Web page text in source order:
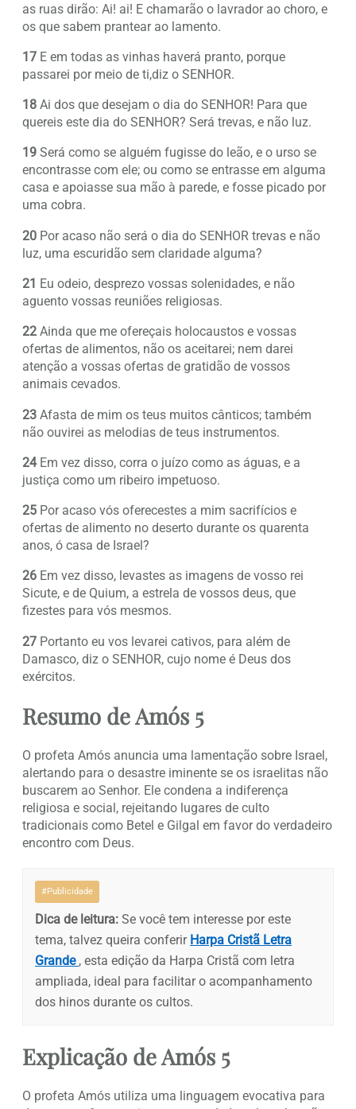
as ruas dirão: Ai! ai! E chamarão o lavrador ao choro, e
os que sabem prantear ao lamento.
17 E em todas as vinhas haverá pranto, porque
passarei por meio de ti,diz o SENHOR.
18 Ai dos que desejam o dia do SENHOR! Para que
quereis este dia do SENHOR? Será trevas, e não luz.
19 Será como se alguém fugisse do leão, e o urso se
encontrasse com ele; ou como se entrasse em alguma
casa e apoiasse sua mão à parede, e fosse picado por
uma cobra.
20 Por acaso não será o dia do SENHOR trevas e não
luz, uma escuridão sem claridade alguma?
21 Eu odeio, desprezo vossas solenidades, e não
aguento vossas reuniões religiosas.
22 Ainda que me ofereçais holocaustos e vossas
ofertas de alimentos, não os aceitarei; nem darei
atenção a vossas ofertas de gratidão de vossos
animais cevados.
23 Afasta de mim os teus muitos cânticos; também
não ouvirei as melodias de teus instrumentos.
24Em vez disso, corra o juízo como as águas, e a
justiça como um ribeiro impetuoso.
25 Por acaso vós oferecestes a mim sacrifícios e
ofertas de alimento no deserto durante os quarenta
anos, ó casa de Israel?
26 Em vez disso, levastes as imagens de vosso rei
Sicute, e de Quium, a estrela de vossos deus, que
fizestes para vós mesmos.
27 Portanto eu vos levarei cativos, para além de
Damasco, diz o SENHOR, cujo nome é Deus dos
exércitos.
Resumo de Amós 5
O profeta Amós anuncia uma lamentação sobre Israel,
alertando para o desastre iminente se os israelitas não
buscarem ao Senhor. Ele condena a indiferença
religiosa e social, rejeitando lugares de culto
tradicionais como Betel e Gilgal em favor do verdadeiro
encontro com Deus.
#Publicidade
Dica de leitura: Se você tem interesse por este
tema, talvez queira conferir Harpa Cristã Letra
Grande , esta edição da Harpa Cristã com letra
ampliada, ideal para facilitar o acompanhamento
dos hinos durante os cultos.
Explicação de Amós 5
O profeta Amós utiliza uma linguagem evocativa para